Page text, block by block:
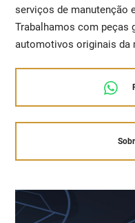
serviços de manutenção
Trabalhamos com peças
automotivos originais da